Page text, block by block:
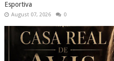
Esportiva
August 07, 2026 0